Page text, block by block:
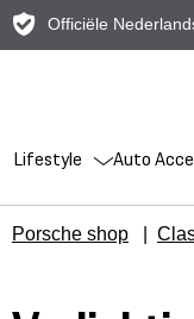
Officiële
Lifestyle Auto
Porsche shop